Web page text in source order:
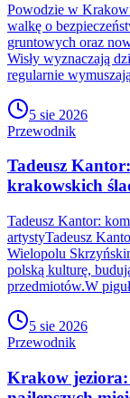
Powodzie w
walkę o
gruntowych oraz
Wisły wyznaczają
regularnie
5 sie 2026
Przewodnik
Tadeusz
krakowskich
Tadeusz Kantor:
artystyTadeusz
Wielopolu
polską kulturę,
przedmiotów.W
5 sie 2026
Przewodnik
Krakow